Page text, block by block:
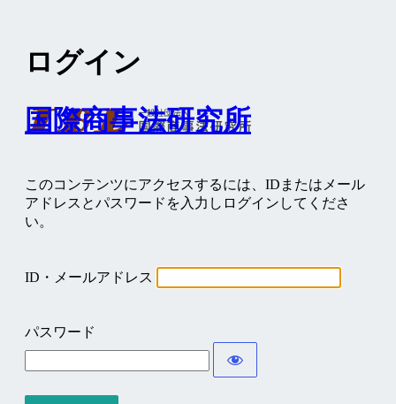
ログイン
国際商事法研究所
このコンテンツにアクセスするには、IDまたはメール
アドレスとパスワードを入力しログインしてくださ
い。
ID・メールアドレス
パスワード